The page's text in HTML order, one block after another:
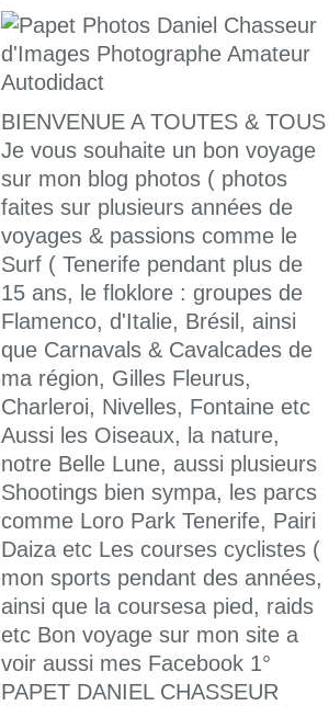
BIENVENUE A TOUTES & TOUS
Je vous souhaite un bon voyage
sur mon blog photos ( photos
faites sur plusieurs années de
voyages & passions comme le
Surf ( Tenerife pendant plus de
15 ans, le floklore : groupes de
Flamenco, d'Italie, Brésil, ainsi
que Carnavals & Cavalcades de
ma région, Gilles Fleurus,
Charleroi, Nivelles, Fontaine etc
Aussi les Oiseaux, la nature,
notre Belle Lune, aussi plusieurs
Shootings bien sympa, les parcs
comme Loro Park Tenerife, Pairi
Daiza etc Les courses cyclistes (
mon sports pendant des années,
ainsi que la coursesa pied, raids
etc Bon voyage sur mon site a
voir aussi mes Facebook 1°
PAPET DANIEL CHASSEUR